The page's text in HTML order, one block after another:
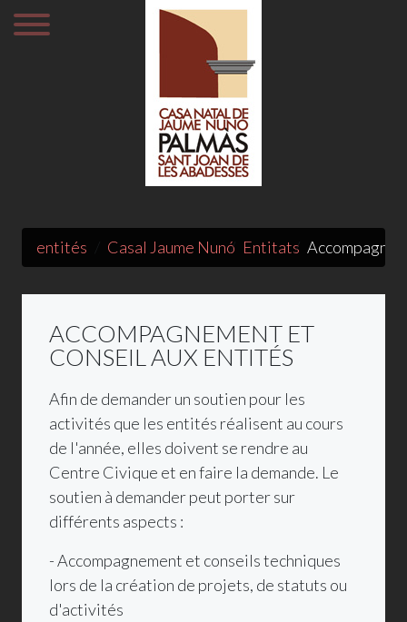
entités Casal Jaume Nunó Entitats
ACCOMPAGNEMENT ET
CONSEIL AUX ENTITÉS
Afin de demander un soutien pour les
activités que les entités réalisent au cours
de l'année, elles doivent se rendre au
Centre Civique et en faire la demande. Le
soutien à demander peut porter sur
différents aspects :
- Accompagnement et conseils techniques
lors de la création de projets, de statuts ou
d'activités